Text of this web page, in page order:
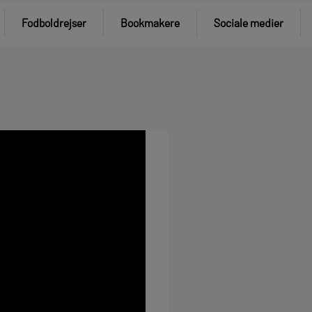
Fodboldrejser Bookmakere Sociale medier